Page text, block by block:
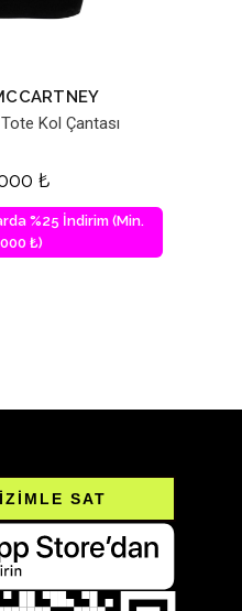
Kol Çantası
₺
%25 İndirim (Min.
₺)
SAT